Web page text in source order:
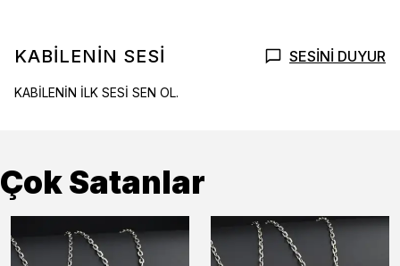
KABİLENİN SESİ SESİNİ DUYUR
KABİLENİN İLK SESİ SEN OL.
Çok Satanlar